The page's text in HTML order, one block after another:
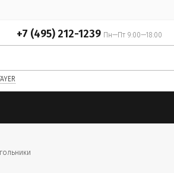
+7 (495) 212-1239 Пн—Пт 9:00—18:00